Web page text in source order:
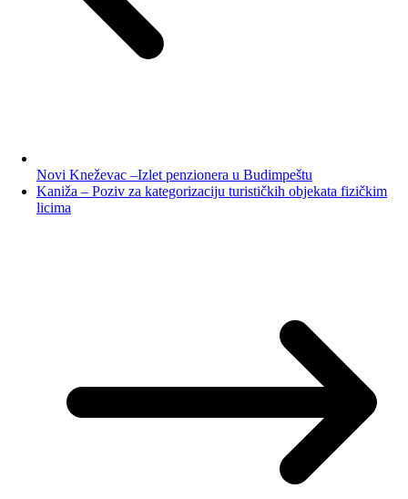
Novi Kneževac –Izlet penzionera u Budimpeštu
Kaniža – Poziv za kategorizaciju turističkih objekata fizičkim
licima